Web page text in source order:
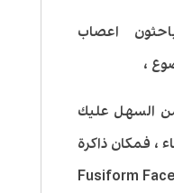
اعصاب
،
السهل عليك
، فمكان ذاكرة
الوجوه في الدماغ تسمى Fusiform Face